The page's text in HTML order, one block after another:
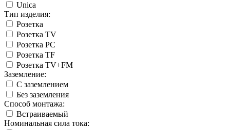
Unica
Тип изделия:
Розетка
Розетка TV
Розетка PC
Розетка TF
Розетка TV+FM
Заземление:
С заземлением
Без заземления
Способ монтажа:
Встраиваемый
Номинальная сила тока: